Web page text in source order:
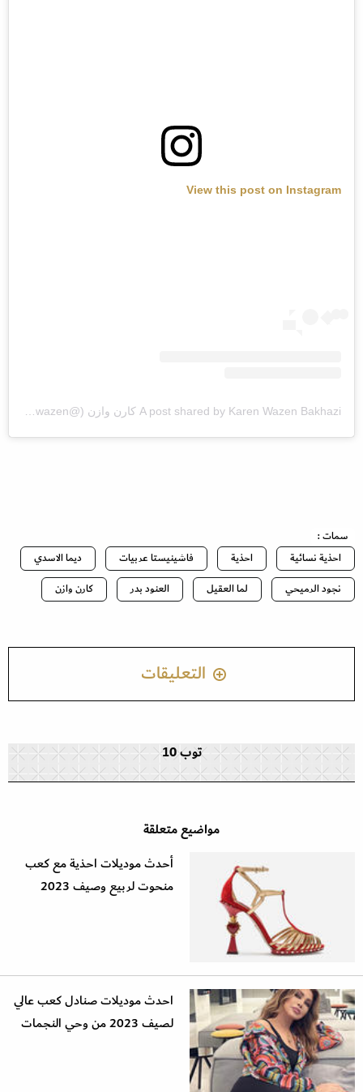
View this post on Instagram
A post shared by Karen Wazen Bakhazi كارن وازن (@karenwazen)
سمات :
احذية نسائية
احذية فاشينيستا عربيات
ديما الاسدي
نجود الرميحي
لما العقيل العنود بدر كارن وازن
التعليقات
توب 10
مواضيع متعلقة
أحدث موديلات احذية مع كعب
منحوت لربيع وصيف 2023
احدث موديلات صنادل كعب عالي
لصيف 2023 من وحي النجمات